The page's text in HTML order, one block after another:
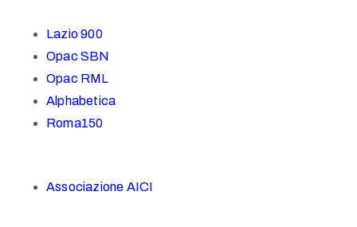
Lazio 900
Opac SBN
Opac RML
Alphabetica
Roma150
Associazione AICI